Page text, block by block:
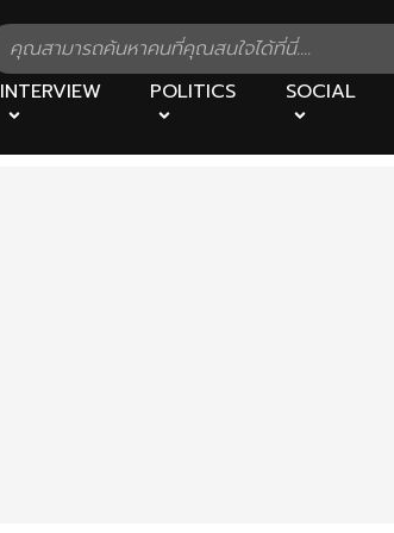
INTERVIEW POLITICS SOCIAL